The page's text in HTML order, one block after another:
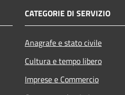
CATEGORIE DI SERVIZIO
Anagrafe e stato civile
Cultura e tempo libero
Imprese e Commercio